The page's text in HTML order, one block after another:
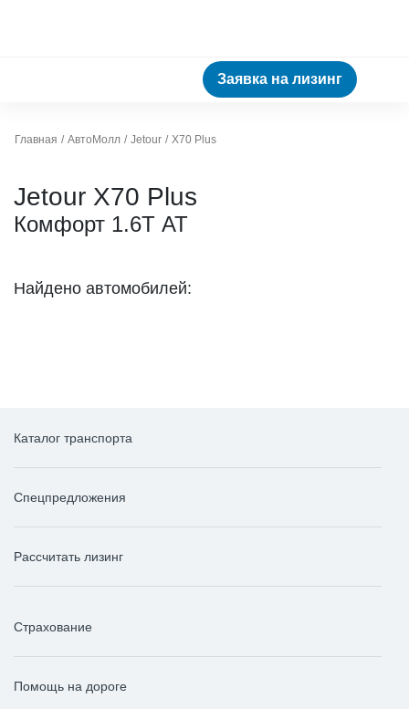
Заявка на лизинг
Главная АвтоМолл Jetour X70 Plus
Jetour X70 Plus
Комфорт 1.6Т АТ
Найдено автомобилей:
Каталог транспорта
Спецпредложения
Рассчитать лизинг
Страхование
Помощь на дороге